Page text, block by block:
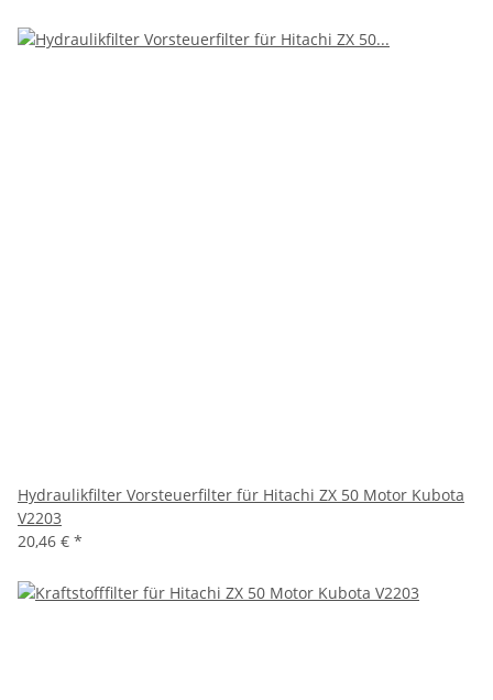
Hydraulikfilter Vorsteuerfilter für Hitachi ZX 50 Motor Kubota
V2203
20,46 € *